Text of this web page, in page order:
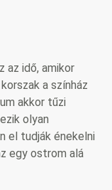
az idő, amikor
a színház
akkor tűzi
olyan
el tudják énekelni
egy ostrom alá